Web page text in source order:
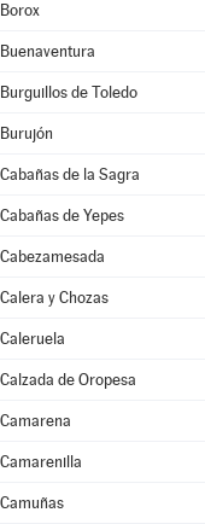
Borox
Buenaventura
Burguillos de Toledo
Burujón
Cabañas de la Sagra
Cabañas de Yepes
Cabezamesada
Calera y Chozas
Caleruela
Calzada de Oropesa
Camarena
Camarenilla
Camuñas